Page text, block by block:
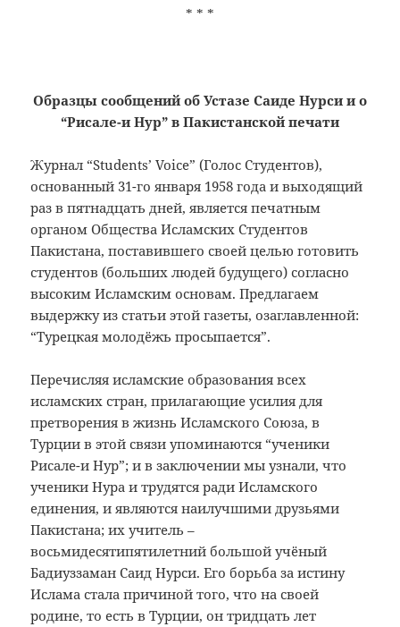
* * *
Образцы сообщений об Устазе Саиде Нурси и о
“Рисале-и Нур” в Пакистанской печати
Журнал “Students’ Voice” (Голос Студентов),
основанный 31-го января 1958 года и выходящий
раз в пятнадцать дней, является печатным
органом Общества Исламских Студентов
Пакистана, поставившего своей целью готовить
студентов (больших людей будущего) согласно
высоким Исламским основам. Предлагаем
выдержку из статьи этой газеты, озаглавленной:
“Турецкая молодёжь просыпается”.
Перечисляя исламские образования всех
исламских стран, прилагающие усилия для
претворения в жизнь Исламского Союза, в
Турции в этой связи упоминаются “ученики
Рисале-и Нур”; и в заключении мы узнали, что
ученики Нура и трудятся ради Исламского
единения, и являются наилучшими друзьями
Пакистана; их учитель –
восьмидесятипятилетний большой учёный
Бадиуззаман Саид Нурси. Его борьба за истину
Ислама стала причиной того, что на своей
родине, то есть в Турции, он тридцать лет